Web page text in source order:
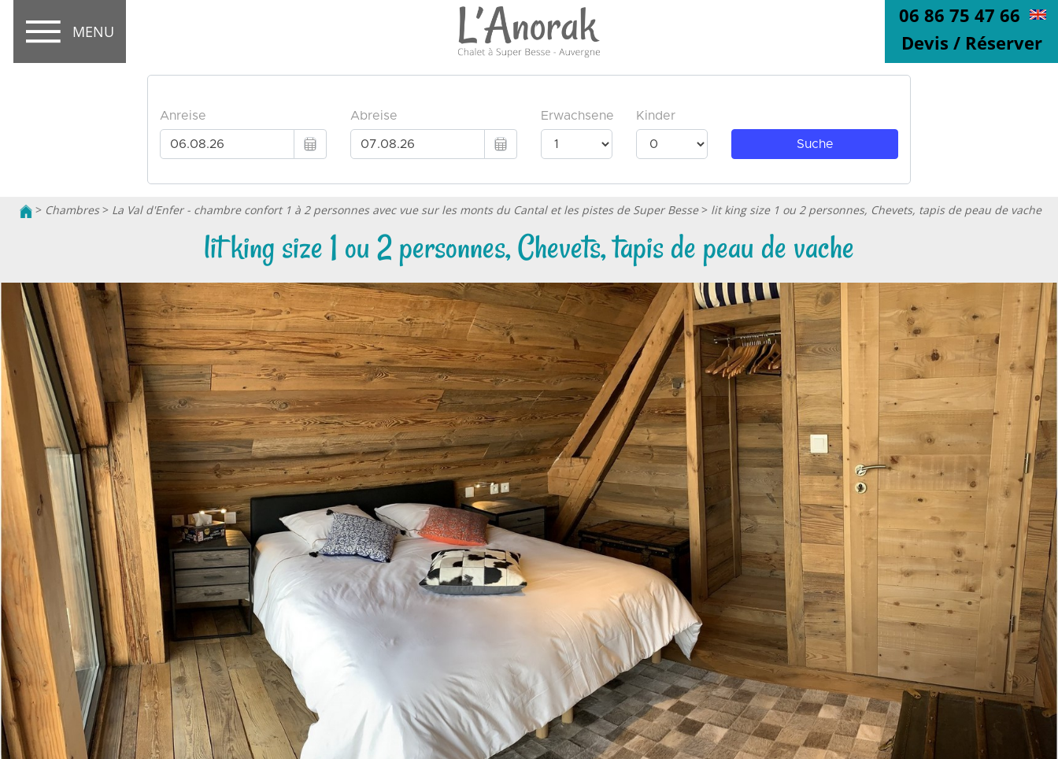
MENU
06 86 75 47 66
Devis / Réserver
> Chambres> La Val d'Enfer - chambre confort 1 à 2 personnes avec vue sur les monts du Cantal et les pistes de Super Besse> lit king size 1 ou 2 personnes, Chevets, tapis de peau de vache
lit king size 1 ou 2 personnes, Chevets, tapis de peau de vache